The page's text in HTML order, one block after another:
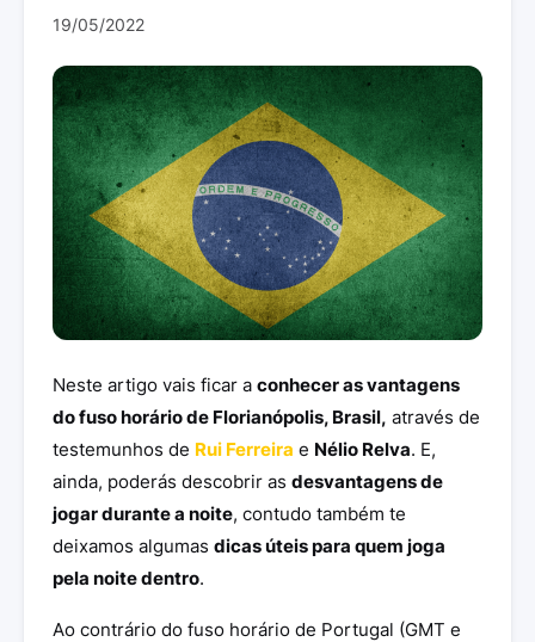
19/05/2022
Neste artigo vais ficar a conhecer as vantagens
do fuso horário de Florianópolis, Brasil, através de
testemunhos de Rui Ferreira e Nélio Relva. E,
ainda, poderás descobrir as desvantagens de
jogar durante a noite, contudo também te
deixamos algumas dicas úteis para quem joga
pela noite dentro.
Ao contrário do fuso horário de Portugal (GMT e